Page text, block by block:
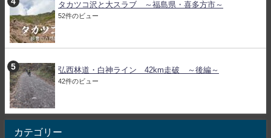
タカツコ沢と大スラブ ～福島県・喜多方市～
52件のビュー
弘西林道・白神ライン 42km走破 ～後編～
42件のビュー
カテゴリー